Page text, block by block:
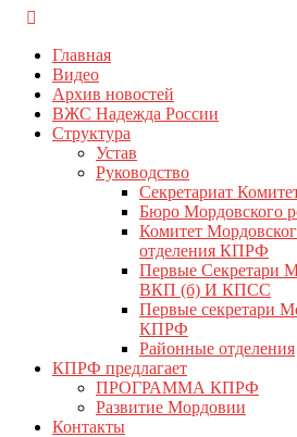
Перейти
содержимому
Главная
Видео
Архив новостей
ВЖС Надежда России
Структура
Устав
Руководство
Секретариат
Бюро Мордовского
Комитет
отделения КПРФ
Первые Секретари
ВКП (б) И КПСС
Первые секретари
КПРФ
Районные отделения
КПРФ предлагает
ПРОГРАММА КПРФ
Развитие Мордовии
Контакты